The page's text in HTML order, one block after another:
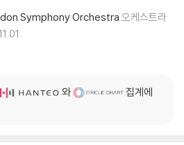
Symphony Orchestra 오케스트라
와
집계에